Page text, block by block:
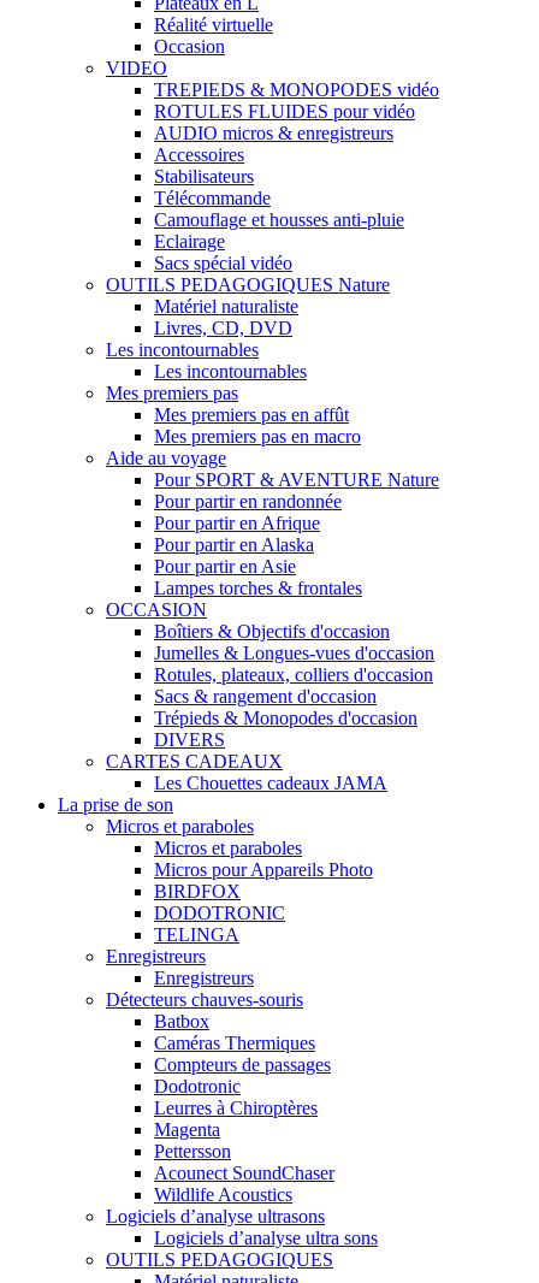
Réalité virtuelle
Occasion
VIDEO
TREPIEDS & MONOPODES vidéo
ROTULES FLUIDES pour vidéo
AUDIO micros & enregistreurs
Accessoires
Stabilisateurs
Télécommande
Camouflage et housses anti-pluie
Eclairage
Sacs spécial vidéo
OUTILS PEDAGOGIQUES Nature
Matériel naturaliste
Livres, CD, DVD
Les incontournables
Les incontournables
Mes premiers pas
Mes premiers pas en affût
Mes premiers pas en macro
Aide au voyage
Pour SPORT & AVENTURE Nature
Pour partir en randonnée
Pour partir en Afrique
Pour partir en Alaska
Pour partir en Asie
Lampes torches & frontales
OCCASION
Boîtiers & Objectifs d'occasion
Jumelles & Longues-vues d'occasion
Rotules, plateaux, colliers d'occasion
Sacs & rangement d'occasion
Trépieds & Monopodes d'occasion
DIVERS
CARTES CADEAUX
Les Chouettes cadeaux JAMA
La prise de son
Micros et paraboles
Micros et paraboles
Micros pour Appareils Photo
BIRDFOX
DODOTRONIC
TELINGA
Enregistreurs
Enregistreurs
Détecteurs chauves-souris
Batbox
Caméras Thermiques
Compteurs de passages
Dodotronic
Leurres à Chiroptères
Magenta
Pettersson
Acounect SoundChaser
Wildlife Acoustics
Logiciels d’analyse ultrasons
Logiciels d’analyse ultra sons
OUTILS PEDAGOGIQUES